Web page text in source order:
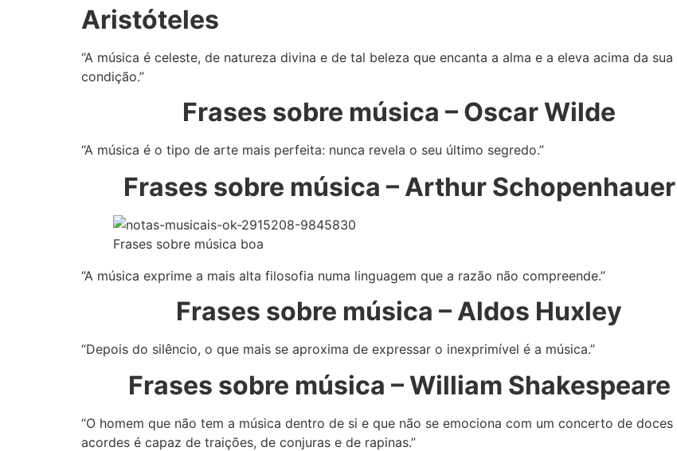
Aristóteles
“A música é celeste, de natureza divina e de tal beleza que encanta a alma e a eleva acima da sua
condição.”
Frases sobre música – Oscar Wilde
“A música é o tipo de arte mais perfeita: nunca revela o seu último segredo.”
Frases sobre música – Arthur Schopenhauer
Frases sobre música boa
“A música exprime a mais alta filosofia numa linguagem que a razão não compreende.”
Frases sobre música – Aldos Huxley
“Depois do silêncio, o que mais se aproxima de expressar o inexprimível é a música.”
Frases sobre música – William Shakespeare
“O homem que não tem a música dentro de si e que não se emociona com um concerto de doces
acordes é capaz de traições, de conjuras e de rapinas.”